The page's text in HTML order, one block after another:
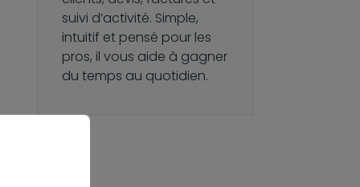
suivi d’activité. Simple,
intuitif et pensé pour les
pros, il vous aide à gagner
du temps au quotidien.